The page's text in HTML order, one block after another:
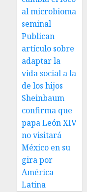
al microbioma
seminal
Publican
artículo sobre
adaptar la
vida social a la
de los hijos
Sheinbaum
confirma que
papa León XIV
no visitará
México en su
gira por
América
Latina